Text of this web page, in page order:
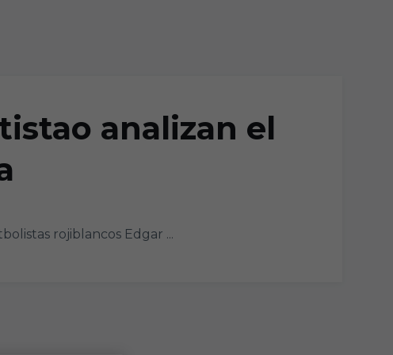
analizan el
rojiblancos Edgar ...